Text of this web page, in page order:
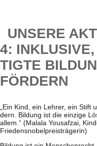
UNSERE
4:
TIGTE
FÖRDERN
„Ein Kind, ein Leh­rer, ein
dern. Bil­dung ist die ein­zige
allem.“ (Malala You­saf­zai,
Friedensnobelpreisträgerin)